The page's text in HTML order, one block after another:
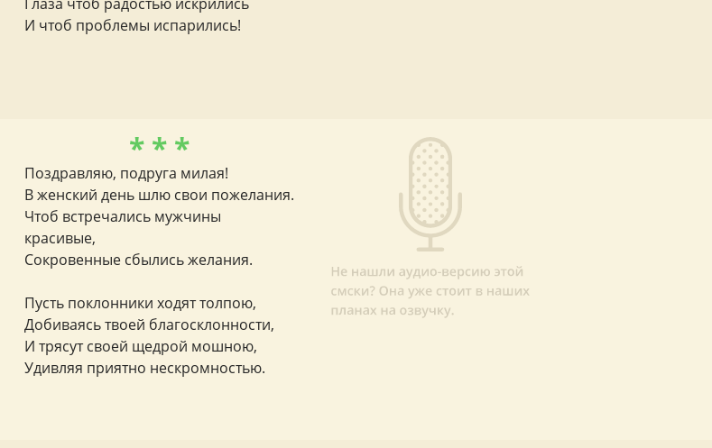
И чтоб проблемы испарились!
* * *
Поздравляю, подруга милая!
В женский день шлю свои пожелания.
Чтоб встречались мужчины
красивые,
Сокровенные сбылись желания.
Пусть поклонники ходят толпою,
Добиваясь твоей благосклонности,
И трясут своей щедрой мошною,
Удивляя приятно нескромностью.